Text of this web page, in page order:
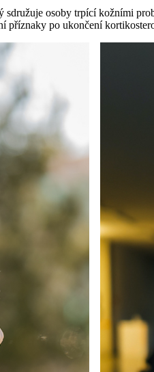
osoby trpící kožními
příznaky po ukončení